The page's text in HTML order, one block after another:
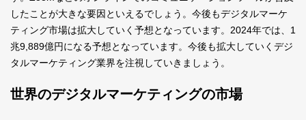
したことが大きな要因といえるでしょう。今後もデジタルマーケ
ティング市場は拡大していく予想となっています。2024年では、1
兆9,889億円になる予想となっています。今後も拡大していくデジ
タルマーケティング業界を注視していきましょう。
世界のデジタルマーケティングの市場